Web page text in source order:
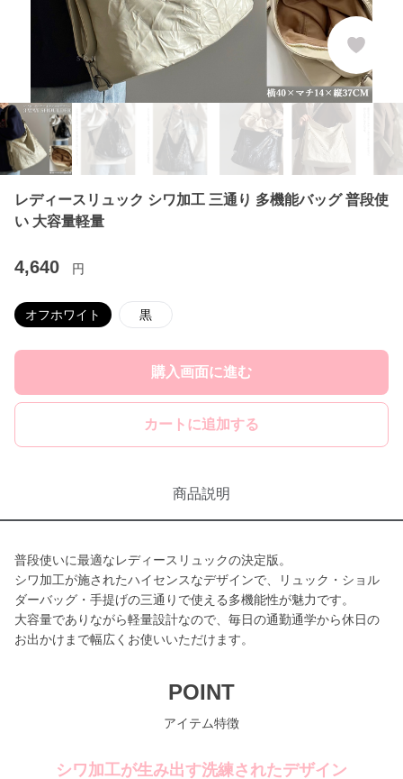
レディースリュック シワ加工 三通り 多機能バッグ 普段使
い 大容量軽量
4,640 円
オフホワイト 黒
購入画面に進む
カートに追加する
商品説明
普段使いに最適なレディースリュックの決定版。
シワ加工が施されたハイセンスなデザインで、リュック・ショル
ダーバッグ・手提げの三通りで使える多機能性が魅力です。
大容量でありながら軽量設計なので、毎日の通勤通学から休日の
お出かけまで幅広くお使いいただけます。
POINT
アイテム特徴
シワ加工が生み出す洗練されたデザイン